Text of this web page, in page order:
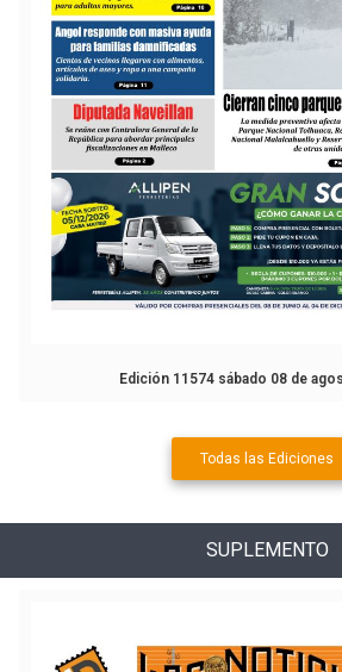
Edición 11574 sábado 08 de
Todas las Ediciones
SUPLEMENTO